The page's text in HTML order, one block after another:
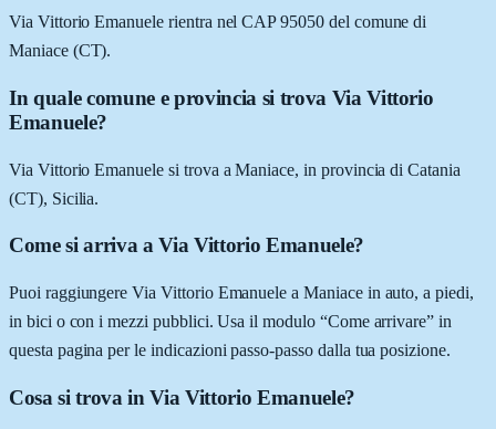
Via Vittorio Emanuele rientra nel CAP 95050 del comune di
Maniace (CT).
In quale comune e provincia si trova Via Vittorio
Emanuele?
Via Vittorio Emanuele si trova a Maniace, in provincia di Catania
(CT), Sicilia.
Come si arriva a Via Vittorio Emanuele?
Puoi raggiungere Via Vittorio Emanuele a Maniace in auto, a piedi,
in bici o con i mezzi pubblici. Usa il modulo “Come arrivare” in
questa pagina per le indicazioni passo-passo dalla tua posizione.
Cosa si trova in Via Vittorio Emanuele?